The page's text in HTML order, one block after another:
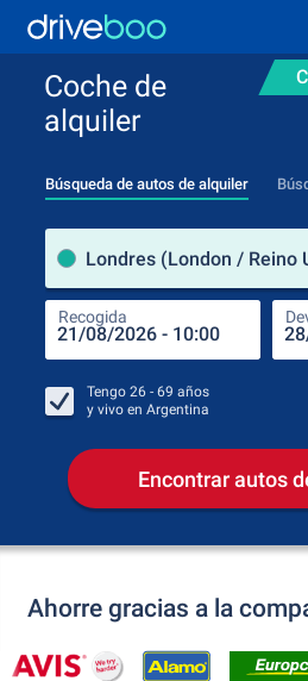
Coche de
alquiler
Búsqueda de autos de alquiler
Londres (London / Reino
Recogida
Tengo 26 - 69 años
y vivo en Argentina
Encontrar autos
Ahorre gracias a la